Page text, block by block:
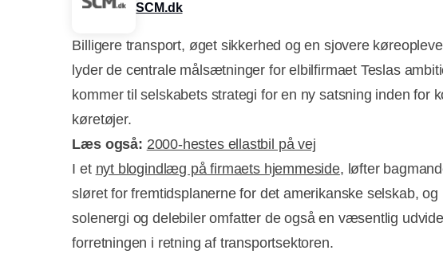
SCM.dk
Billigere transport, øget sikkerhed og en sjovere
lyder de centrale målsætninger for elbilfirmaet Teslas
kommer til selskabets strategi for en ny satsning inden for
køretøjer.
Læs også: 2000-hestes ellastbil på vej
I et nyt blogindlæg på firmaets hjemmeside, løfter
sløret for fremtidsplanerne for det amerikanske selskab, og
solenergi og delebiler omfatter de også en væsentlig
forretningen i retning af transportsektoren.